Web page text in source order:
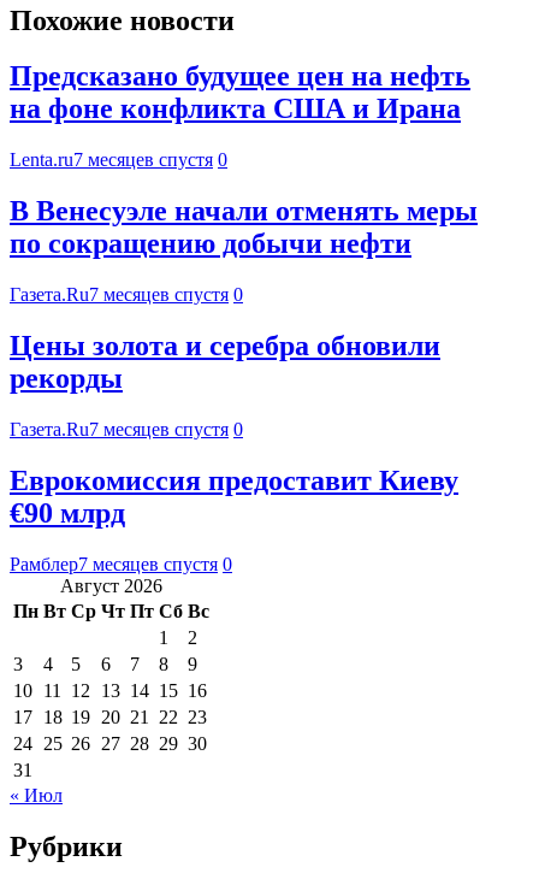
Похожие новости
Предсказано будущее цен на нефть
на фоне конфликта США и Ирана
Lenta.ru7 месяцев спустя 0
В Венесуэле начали отменять меры
по сокращению добычи нефти
Газета.Ru7 месяцев спустя 0
Цены золота и серебра обновили
рекорды
Газета.Ru7 месяцев спустя 0
Еврокомиссия предоставит Киеву
€90 млрд
Рамблер7 месяцев спустя 0
Август 2026
Пн Вт Ср Чт Пт Сб Вс
1
2
3
4 5 6 7 8
9
10 11 12 13 14 15 16
17 18 19 20 21 22 23
24 25 26 27 28 29 30
31
« Июл
Рубрики